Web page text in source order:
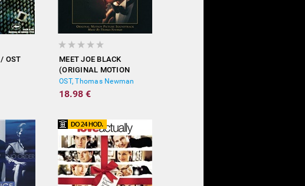
/ OST
MEET JOE BLACK
(ORIGINAL MOTION
PICTURE SOUNDTRACK)
OST, Thomas Newman
18.98 €